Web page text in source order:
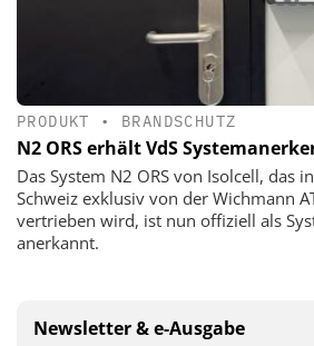
PRODUKT • BRANDSCHUTZ
N2 ORS erhält VdS
Das System N2 ORS von Isolcell, das
Schweiz exklusiv von der Wichmann
vertrieben wird, ist nun offiziell als
anerkannt.
Newsletter & e-Ausgabe